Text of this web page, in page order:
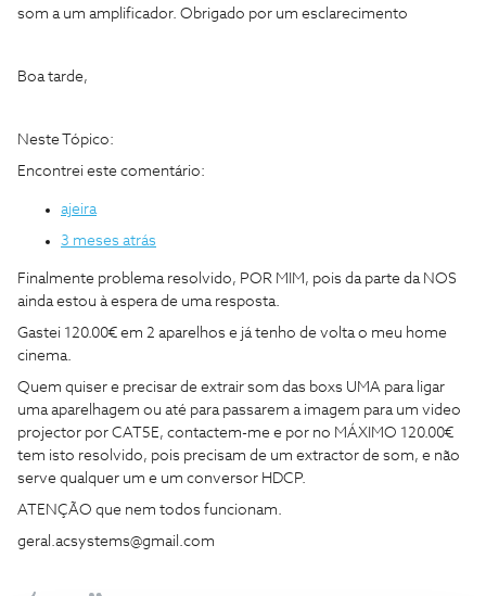
som a um amplificador. Obrigado por um esclarecimento
Boa tarde,
Neste Tópico:
Encontrei este comentário:
ajeira
3 meses atrás
Finalmente problema resolvido, POR MIM, pois da parte da NOS
ainda estou à espera de uma resposta.
Gastei 120.00€ em 2 aparelhos e já tenho de volta o meu home
cinema.
Quem quiser e precisar de extrair som das boxs UMA para ligar
uma aparelhagem ou até para passarem a imagem para um video
projector por CAT5E, contactem-me e por no MÁXIMO 120.00€
tem isto resolvido, pois precisam de um extractor de som, e não
serve qualquer um e um conversor HDCP.
ATENÇÃO que nem todos funcionam.
geral.acsystems@gmail.com